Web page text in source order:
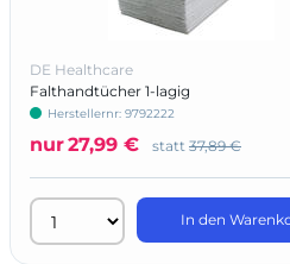
DE Healthcare
Falthandtücher 1-lagig
Herstellernr: 9792222
nur27,99 € statt 37,89 €
In den